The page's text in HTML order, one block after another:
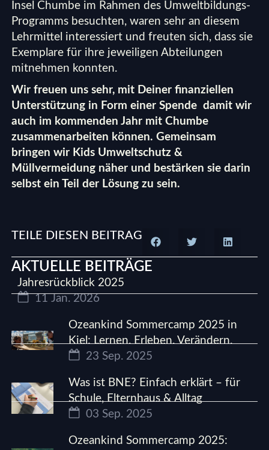
Insel Chumbe im Rahmen des Umweltbildungs-
Programms besuchten, waren sehr an diesem
Lehrmittel interessiert und freuten sich, dass sie
Exemplare für ihre jeweiligen Abteilungen
mitnehmen konnten.
Wir freuen uns sehr, mit Deiner finanziellen
Unterstützung in Form einerSpende damit wir
auch im kommenden Jahr mit Chumbe
zusammenarbeiten können. Gemeinsam
bringen wir Kids Umweltschutz &
Müllvermeidung näher und bestärken sie darin
selbst ein Teil der Lösung zu sein.
TEILE DIESEN BEITRAG
AKTUELLE BEITRÄGE
Jahresrückblick 2025
11 Jan. 2026
Ozeankind Sommercamp 2025 in
Kiel: Lernen. Erleben. Verändern.
23 Sep. 2025
Was ist BNE? Einfach erklärt – für
Schule, Elternhaus & Alltag
03 Sep. 2025
Ozeankind Sommercamp 2025: